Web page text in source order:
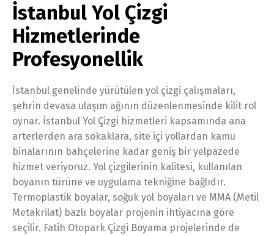
İstanbul Yol Çizgi
Hizmetlerinde
Profesyonellik
İstanbul genelinde yürütülen yol çizgi çalışmaları,
şehrin devasa ulaşım ağının düzenlenmesinde kilit rol
oynar. İstanbul Yol Çizgi hizmetleri kapsamında ana
arterlerden ara sokaklara, site içi yollardan kamu
binalarının bahçelerine kadar geniş bir yelpazede
hizmet veriyoruz. Yol çizgilerinin kalitesi, kullanılan
boyanın türüne ve uygulama tekniğine bağlıdır.
Termoplastik boyalar, soğuk yol boyaları ve MMA (Metil
Metakrilat) bazlı boyalar projenin ihtiyacına göre
seçilir. Fatih Otopark Çizgi Boyama projelerinde de